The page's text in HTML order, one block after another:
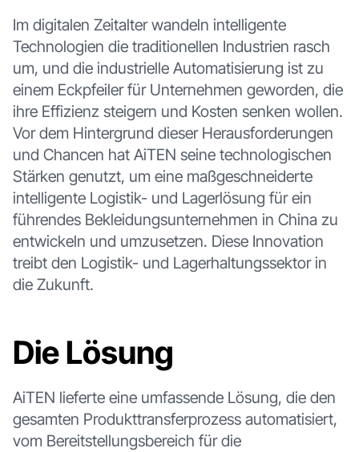
Im digitalen Zeitalter wandeln intelligente
Technologien die traditionellen Industrien rasch
um, und die industrielle Automatisierung ist zu
einem Eckpfeiler für Unternehmen geworden, die
ihre Effizienz steigern und Kosten senken wollen.
Vor dem Hintergrund dieser Herausforderungen
und Chancen hat AiTEN seine technologischen
Stärken genutzt, um eine maßgeschneiderte
intelligente Logistik- und Lagerlösung für ein
führendes Bekleidungsunternehmen in China zu
entwickeln und umzusetzen. Diese Innovation
treibt den Logistik- und Lagerhaltungssektor in
die Zukunft.
Die Lösung
AiTEN lieferte eine umfassende Lösung, die den
gesamten Produkttransferprozess automatisiert,
vom Bereitstellungsbereich für die